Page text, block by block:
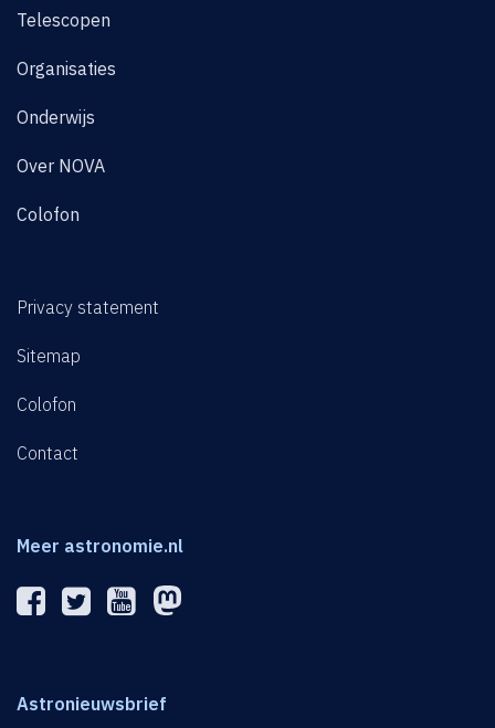
Telescopen
Organisaties
Onderwijs
Over NOVA
Colofon
Privacy statement
Sitemap
Colofon
Contact
Meer astronomie.nl
Astronieuwsbrief